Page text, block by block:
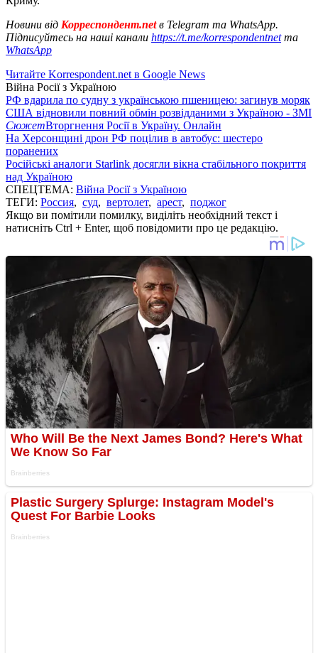
Новини від Корреспондент.netв Telegram та WhatsApp.
Підписуйтесь на наші канали https://t.me/korrespondentnetта
WhatsApp
Читайте Korrespondent.net в Google News
Війна Росії з Україною
РФ вдарила по судну з українською пшеницею: загинув моряк
США відновили повний обмін розвідданими з Україною - ЗМІ
СюжетВторгнення Росії в Україну. Онлайн
На Херсонщині дрон РФ поцілив в автобус: шестеро
поранених
Російські аналоги Starlink досягли вікна стабільного покриття
над Україною
СПЕЦТЕМА: Війна Росії з Україною
ТЕГИ: Россия, суд, вертолет, арест, поджог
Якщо ви помітили помилку, виділіть необхідний текст і
натисніть Ctrl + Enter, щоб повідомити про це редакцію.